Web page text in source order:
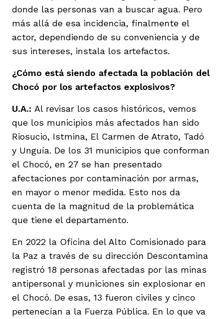
donde las personas van a buscar agua. Pero
más allá de esa incidencia, finalmente el
actor, dependiendo de su conveniencia y de
sus intereses, instala los artefactos.
¿Cómo está siendo afectada la población del
Chocó por los artefactos explosivos?
U.A.: Al revisar los casos históricos, vemos
que los municipios más afectados han sido
Riosucio, Istmina, El Carmen de Atrato, Tadó
y Unguía. De los 31 municipios que conforman
el Chocó, en 27 se han presentado
afectaciones por contaminación por armas,
en mayor o menor medida. Esto nos da
cuenta de la magnitud de la problemática
que tiene el departamento.
En 2022 la Oficina del Alto Comisionado para
la Paz a través de su dirección Descontamina
registró 18 personas afectadas por las minas
antipersonal y municiones sin explosionar en
el Chocó. De esas, 13 fueron civiles y cinco
pertenecían a la Fuerza Pública. En lo que va